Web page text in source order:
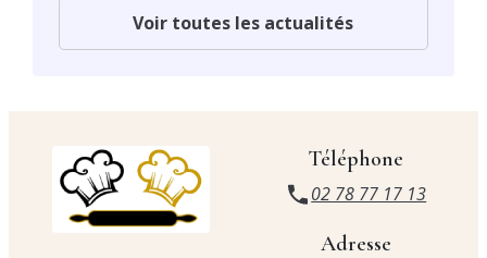
Voir toutes les actualités
Téléphone
02 78 77 17 13
Adresse